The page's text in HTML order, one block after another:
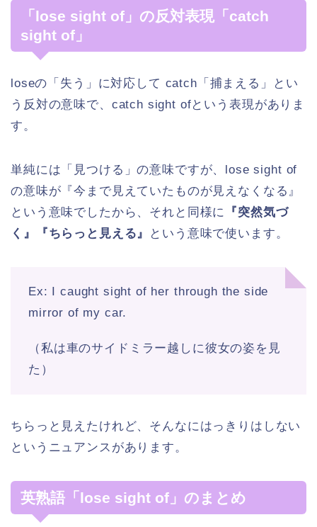
「lose sight of」の反対表現「catch
sight of」
loseの「失う」に対応して catch「捕まえる」とい
う反対の意味で、catch sight ofという表現がありま
す。
単純には「見つける」の意味ですが、lose sight of
の意味が『今まで見えていたものが見えなくなる』
という意味でしたから、それと同様に
『突然気づ
く』『ちらっと見える』
という意味で使います。
Ex: I caught sight of her through the side
mirror of my car.
（私は車のサイドミラー越しに彼女の姿を見
た）
ちらっと見えたけれど、そんなにはっきりはしない
というニュアンスがあります。
英熟語「lose sight of」のまとめ